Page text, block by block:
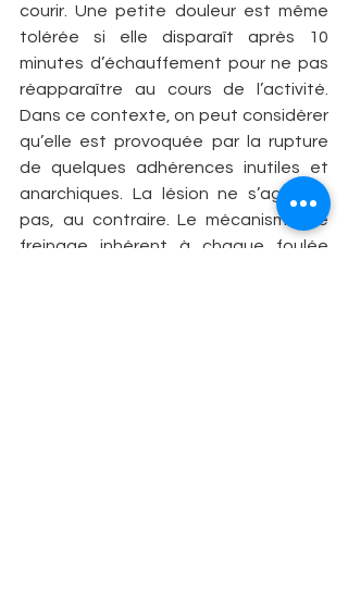
courir. Une petite douleur est même
tolérée si elle disparaît après 10
minutes d’échauffement pour ne pas
réapparaître au cours de l’activité.
Dans ce contexte, on peut considérer
qu’elle est provoquée par la rupture
de quelques adhérences inutiles et
anarchiques. La lésion ne s’aggrave
pas, au contraire. Le mécanisme de
freinage inhérent à chaque foulée